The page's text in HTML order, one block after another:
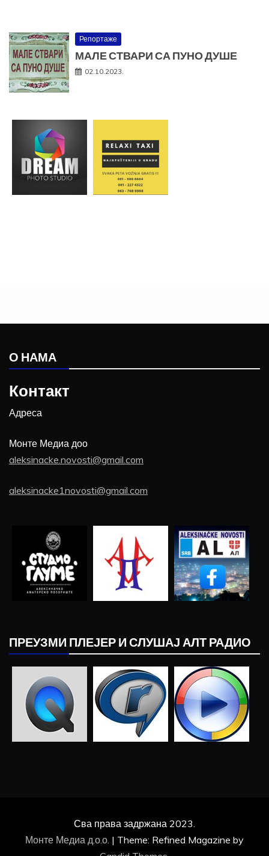
Репортаже
МАЛЕ СТВАРИ СА ПУНО ДУШЕ
02.10.2023.
О НАМА
Контакт
Адреса
Монте Медиа доо
aleksinacke.novosti@gmail.com
aleksinacke1novosti@gmail.com
ПРЕУЗМИ ПЛЕЈЕР И СЛУШАЈ АЛТ РАДИО
Сва права задржана 2023.
Монте Медиа д.о.о. | Theme: Refined Magazine by